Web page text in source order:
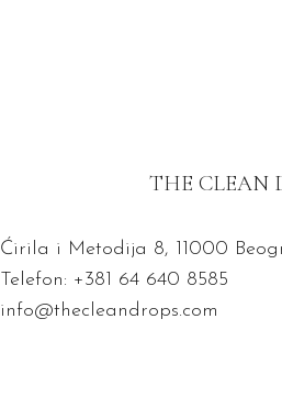
THE CLEAN
Ćirila i Metodija 8, 11000
Telefon: +381 64 640 8585
info@thecleandrops.com